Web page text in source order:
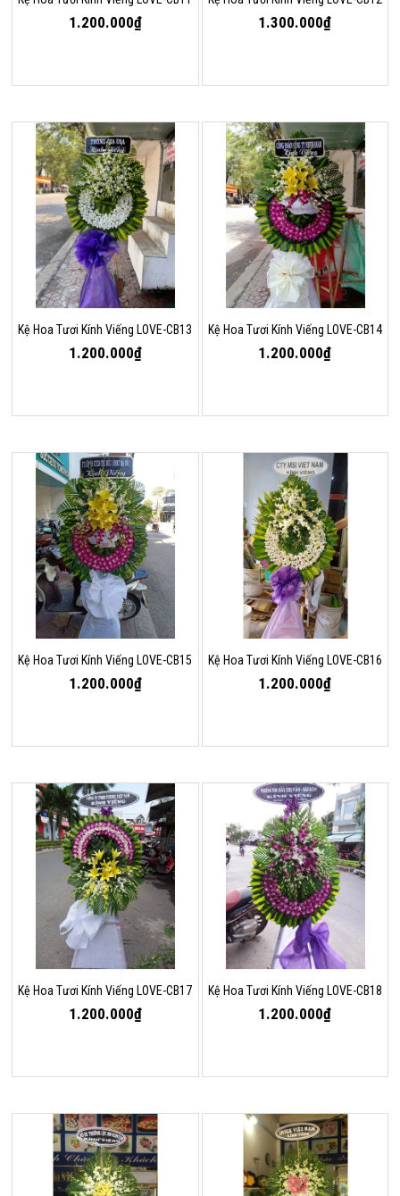
1.200.000₫ 1.300.000₫
Kệ Hoa Tươi Kính Viếng LOVE-CB13
1.200.000₫
Kệ Hoa Tươi Kính Viếng LOVE-CB14
1.200.000₫
Kệ Hoa Tươi Kính Viếng LOVE-CB15
1.200.000₫
Kệ Hoa Tươi Kính Viếng LOVE-CB16
1.200.000₫
Kệ Hoa Tươi Kính Viếng LOVE-CB17
1.200.000₫
Kệ Hoa Tươi Kính Viếng LOVE-CB18
1.200.000₫